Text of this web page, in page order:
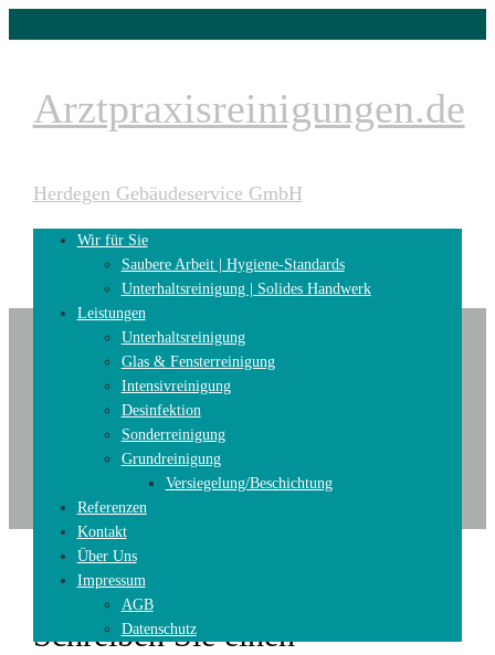
Arztpraxisreinigungen.de
Herdegen Gebäudeservice GmbH
Wir für Sie
Saubere Arbeit | Hygiene-Standards
Unterhaltsreinigung | Solides Handwerk
Leistungen
Unterhaltsreinigung
Glas & Fensterreinigung
Intensivreinigung
Desinfektion
Sonderreinigung
Grundreinigung
Versiegelung/Beschichtung
Referenzen
Kontakt
Über Uns
Impressum
AGB
Datenschutz
WhatsApp-Bild-2024-02-
01-um-11.30.06_1f804a90
Schreiben Sie einen